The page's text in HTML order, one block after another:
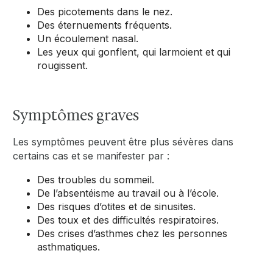
Des picotements dans le nez.
Des éternuements fréquents.
Un écoulement nasal.
Les yeux qui gonflent, qui larmoient et qui
rougissent.
Symptômes graves
Les symptômes peuvent être plus sévères dans
certains cas et se manifester par :
Des troubles du sommeil.
De l’absentéisme au travail ou à l’école.
Des risques d’otites et de sinusites.
Des toux et des difficultés respiratoires.
Des crises d’asthmes chez les personnes
asthmatiques.